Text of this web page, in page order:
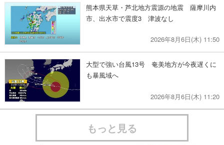
熊本県天草・芦北地方震源の地震 薩摩川内
市、出水市で震度3 津波なし
2026年8月6日(木) 11:50
大型で強い台風13号 奄美地方が今夜遅くに
も暴風域へ
2026年8月6日(木) 11:20
もっと見る